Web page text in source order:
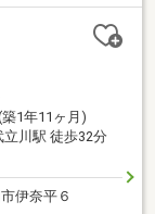
きバス停徒歩4
ー・ドラッグ
毎日のお買物も
1年11ヶ月)
川駅 徒歩32分
伊奈平６